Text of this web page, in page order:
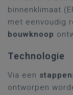
binnenklimaat
met eenvoudig
bouwknoop
Technologie
Via een
ontworpen